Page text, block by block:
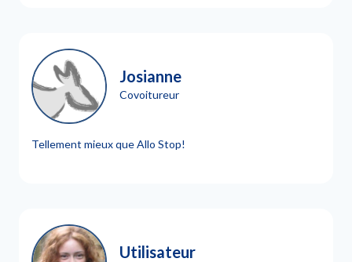
Josianne
Covoitureur
Tellement mieux que Allo Stop!
Utilisateur